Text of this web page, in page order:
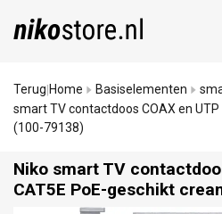
Terug Home Basiselementen
smart TV contactdoos COAX en
(100-79138)
Niko smart TV
CAT5E PoE-geschikt